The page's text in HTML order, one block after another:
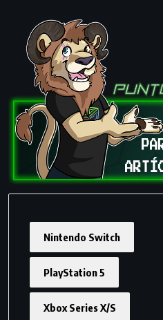
Nintendo Switch
PlayStation 5
Xbox Series X/S